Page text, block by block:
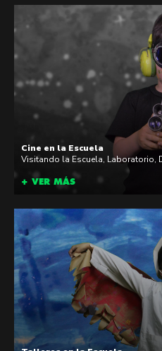
Cine en la Escuela
Visitando la Escuela, Laboratorio,
+ VER MÁS